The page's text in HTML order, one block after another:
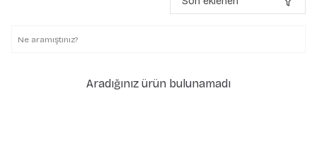
Aradığınız ürün bulunamadı